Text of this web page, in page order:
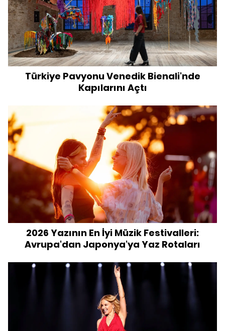
Türkiye Pavyonu Venedik Bienali'nde
Kapılarını Açtı
2026 Yazının En İyi Müzik Festivalleri:
Avrupa'dan Japonya'ya Yaz Rotaları